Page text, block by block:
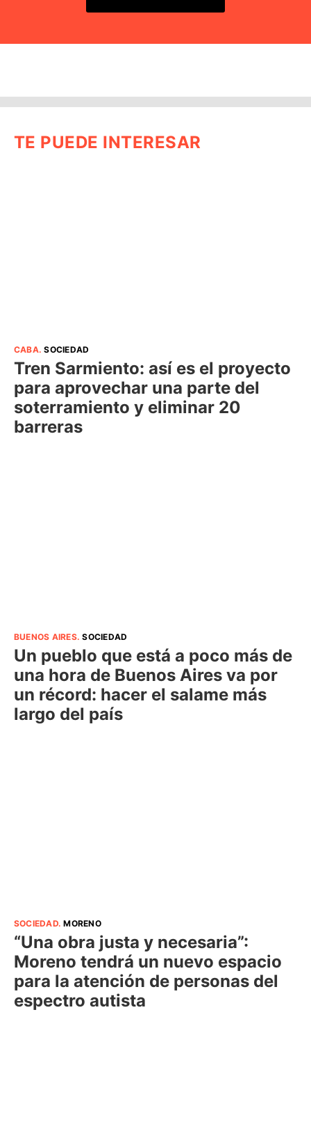
TE PUEDE INTERESAR
CABA.SOCIEDAD
Tren Sarmiento: así es el proyecto
para aprovechar una parte del
soterramiento y eliminar 20
barreras
BUENOS AIRES.SOCIEDAD
Un pueblo que está a poco más de
una hora de Buenos Aires va por
un récord: hacer el salame más
largo del país
SOCIEDAD.MORENO
“Una obra justa y necesaria”:
Moreno tendrá un nuevo espacio
para la atención de personas del
espectro autista